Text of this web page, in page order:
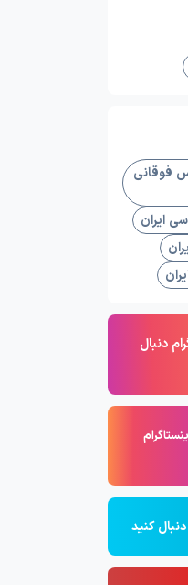
فوقانی
ایران
دنبال
دنبال کنید